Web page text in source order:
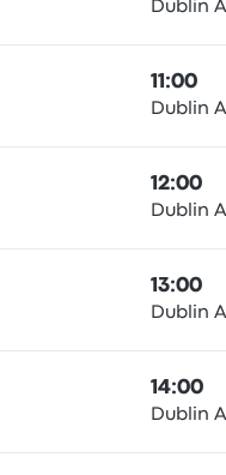
Dublin
11:00
Dublin
12:00
Dublin
13:00
Dublin
14:00
Dublin